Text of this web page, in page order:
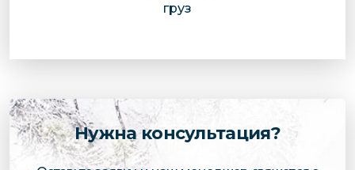
груз
Нужна консультация?